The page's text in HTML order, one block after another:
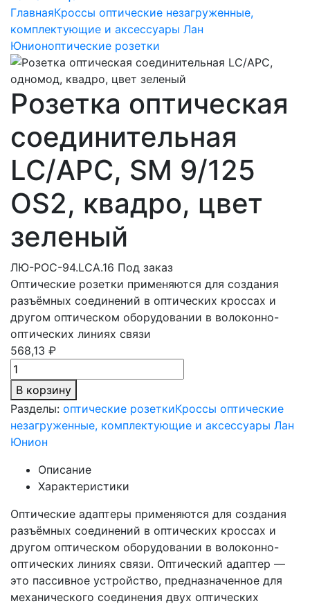
ГлавнаяКроссы оптические незагруженные,
комплектующие и аксессуары Лан
Юнионоптические розетки
Розетка оптическая
соединительная
LC/APC, SM 9/125
OS2, квадро, цвет
зеленый
ЛЮ-РОС-94.LCA.16 Под заказ
Оптические розетки применяются для создания
разъёмных соединений в оптических кроссах и
другом оптическом оборудовании в волоконно-
оптических линиях связи
568,13 ₽
В корзину
Разделы: оптические розеткиКроссы оптические
незагруженные, комплектующие и аксессуары Лан
Юнион
Описание
Характеристики
Оптические адаптеры применяются для создания
разъёмных соединений в оптических кроссах и
другом оптическом оборудовании в волоконно-
оптических линиях связи. Оптический адаптер —
это пассивное устройство, предназначенное для
механического соединения двух оптических